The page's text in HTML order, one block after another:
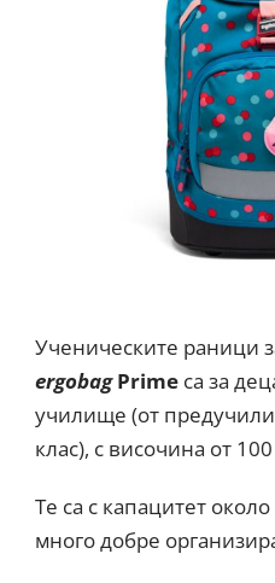
Ученическите раници
ergobagPrime са за
училище (от
клас), с височина от
Те са с капацитет
много добре